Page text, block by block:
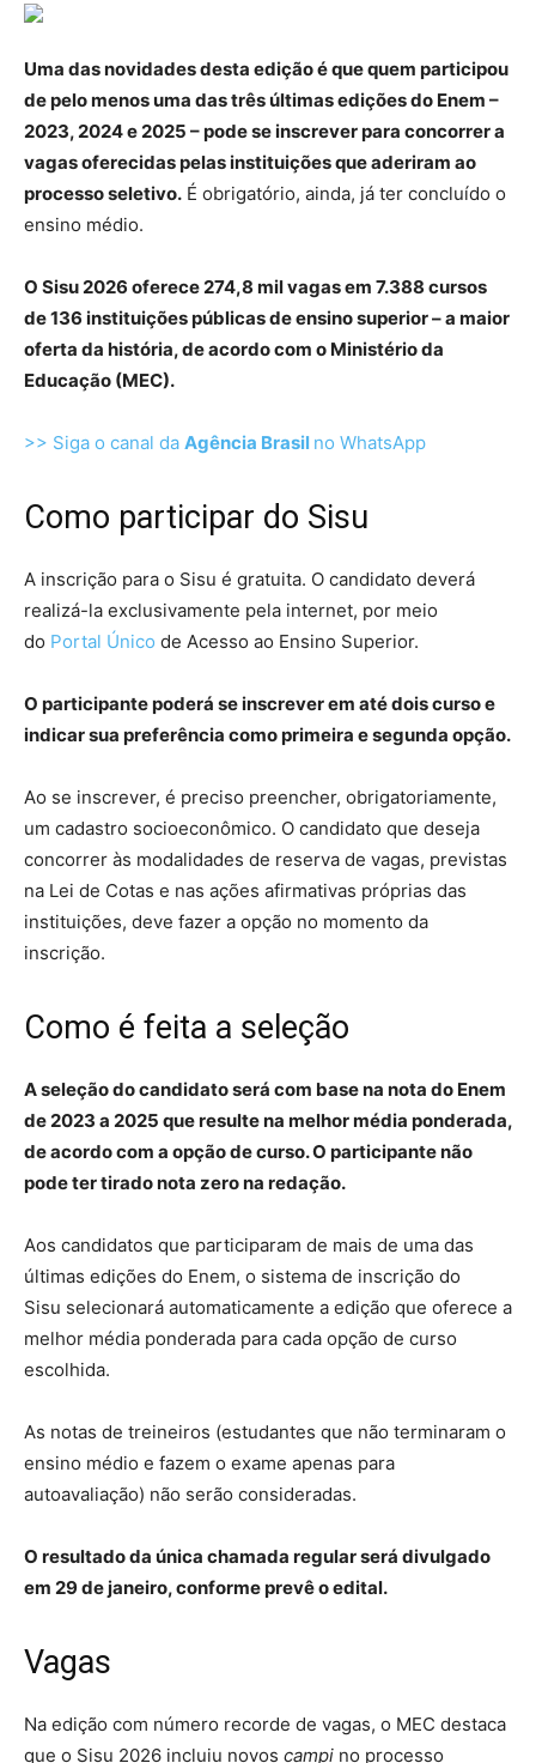
Uma das novidades desta edição é que quem participou
de pelo menos uma das três últimas edições do Enem –
2023, 2024 e 2025 – pode se inscrever para concorrer a
vagas oferecidas pelas instituições que aderiram ao
processo seletivo. É obrigatório, ainda, já ter concluído o
ensino médio.
O Sisu 2026 oferece 274,8 mil vagas em 7.388 cursos
de 136 instituições públicas de ensino superior – a maior
oferta da história, de acordo com o Ministério da
Educação (MEC).
>> Siga o canal da Agência Brasil no WhatsApp
Como participar do Sisu
A inscrição para o Sisu é gratuita. O candidato deverá
realizá-la exclusivamente pela internet, por meio
do Portal Único de Acesso ao Ensino Superior.
O participante poderá se inscrever em até dois curso e
indicar sua preferência como primeira e segunda opção.
Ao se inscrever, é preciso preencher, obrigatoriamente,
um cadastro socioeconômico. O candidato que deseja
concorrer às modalidades de reserva de vagas, previstas
na Lei de Cotas e nas ações afirmativas próprias das
instituições, deve fazer a opção no momento da
inscrição.
Como é feita a seleção
A seleção do candidato será com base na nota do Enem
de 2023 a 2025 que resulte na melhor média ponderada,
de acordo com a opção de curso. O participante não
pode ter tirado nota zero na redação.
Aos candidatos que participaram de mais de uma das
últimas edições do Enem, o sistema de inscrição do
Sisu selecionará automaticamente a edição que oferece a
melhor média ponderada para cada opção de curso
escolhida.
As notas de treineiros (estudantes que não terminaram o
ensino médio e fazem o exame apenas para
autoavaliação) não serão consideradas.
O resultado da única chamada regular será divulgado
em 29 de janeiro, conforme prevê o edital.
Vagas
Na edição com número recorde de vagas, o MEC destaca
que o Sisu 2026 incluiu novos campi no processo